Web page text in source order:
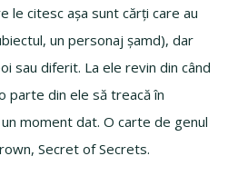
le citesc așa sunt cărți care au
un personaj șamd), dar
sau diferit. La ele revin din când
parte din ele să treacă în
moment dat. O carte de genul
Secret of Secrets.